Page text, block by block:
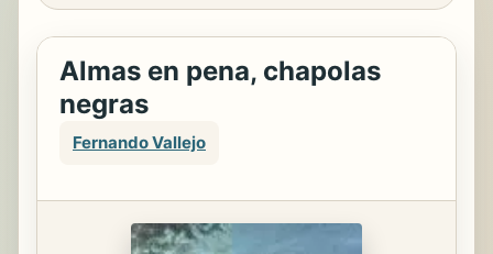
Almas en pena, chapolas
negras
Fernando Vallejo